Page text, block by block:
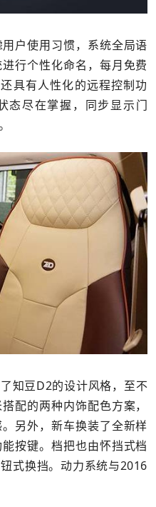
户使用习惯，系统全局语
行个性化命名，每月免费
具有人性化的远程控制功
态尽在掌握，同步显示门
知豆D2的设计风格，至不
配的两种内饰配色方案，
另外，新车换装了全新样
按键。档把也由怀挡式档
式换挡。动力系统与2016